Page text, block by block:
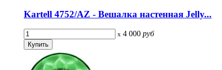
Kartell 4752/AZ - Вешалка настенная Jelly...
x 4 000 руб